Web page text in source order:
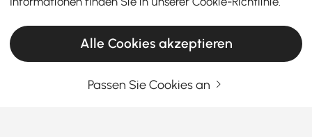
Products in the current category have been updated to show the latest 1 items
Alle Cookies akzeptieren
Passen Sie Cookies an